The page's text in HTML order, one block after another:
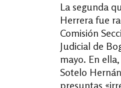
La segunda
Herrera fue
Comisión
Judicial de
mayo. En
Sotelo
presuntas